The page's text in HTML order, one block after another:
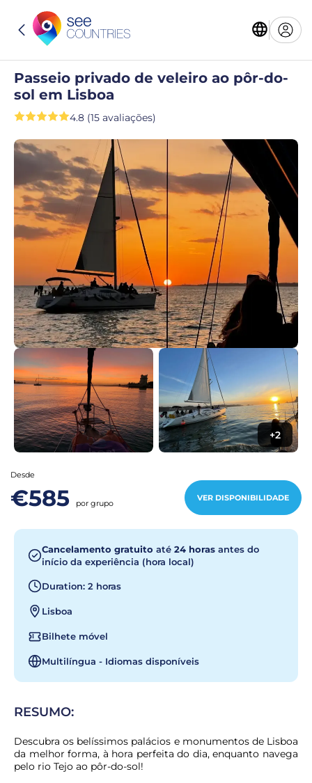
Passeio privado de veleiro ao pôr-do-
sol em Lisboa
4.8 (15 avaliações)
+2
Desde
€585 por grupo
VER DISPONIBILIDADE
Cancelamento gratuito até 24 horas antes do
início da experiência (hora local)
Duration: 2 horas
Lisboa
Bilhete móvel
Multilíngua - Idiomas disponíveis
RESUMO:
Descubra os belíssimos palácios e monumentos de Lisboa
da melhor forma, à hora perfeita do dia, enquanto navega
pelo rio Tejo ao pôr-do-sol!